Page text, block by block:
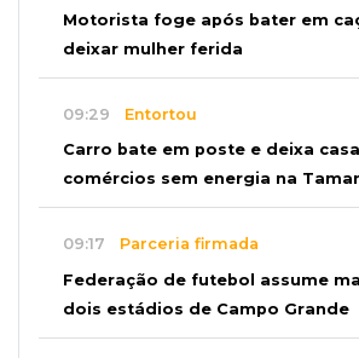
Motorista foge após bater em
deixar mulher ferida
09:29 Entortou
Carro bate em poste e deixa
comércios sem energia na
09:17 Parceria firmada
Federação de futebol assume
dois estádios de Campo Grande